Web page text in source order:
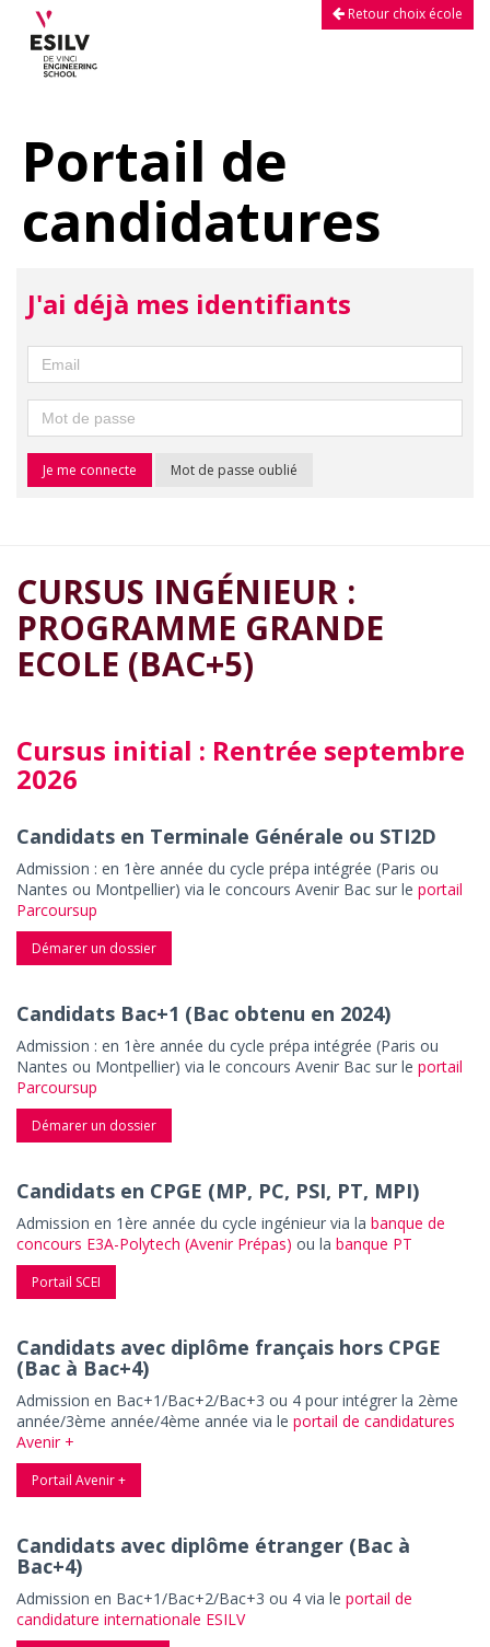
Retour choix école
Portail de
candidatures
J'ai déjà mes identifiants
Mot de passe oublié
CURSUS INGÉNIEUR :
PROGRAMME GRANDE
ECOLE (BAC+5)
Cursus initial : Rentrée septembre
2026
Candidats en Terminale Générale ou STI2D
Admission : en 1ère année du cycle prépa intégrée (Paris ou
Nantes ou Montpellier) via le concours Avenir Bac sur le portail
Parcoursup
Démarer un dossier
Candidats Bac+1 (Bac obtenu en 2024)
Admission : en 1ère année du cycle prépa intégrée (Paris ou
Nantes ou Montpellier) via le concours Avenir Bac sur le portail
Parcoursup
Démarer un dossier
Candidats en CPGE (MP, PC, PSI, PT, MPI)
Admission en 1ère année du cycle ingénieur via la banque de
concours E3A-Polytech (Avenir Prépas) ou la banque PT
Portail SCEI
Candidats avec diplôme français hors CPGE
(Bac à Bac+4)
Admission en Bac+1/Bac+2/Bac+3 ou 4 pour intégrer la 2ème
année/3ème année/4ème année via le portail de candidatures
Avenir +
Portail Avenir +
Candidats avec diplôme étranger (Bac à
Bac+4)
Admission en Bac+1/Bac+2/Bac+3 ou 4 via le portail de
candidature internationale ESILV